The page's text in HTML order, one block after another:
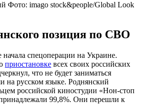
Фото: imago stock&people/Global Look
позиция по СВО
начала спецоперации на Украине.
приостановке всех своих российских
что не будет заниматься
на русском языке. Роднянский
российской киностудии «Нон-стоп
99,8%. Они перешли к